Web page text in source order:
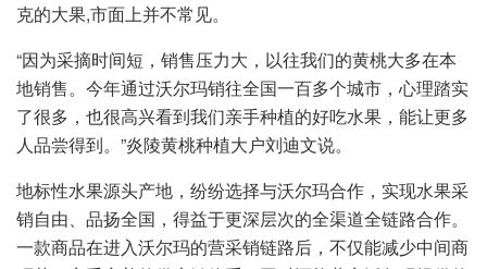
克的大果,市面上并不常见。
“因为采摘时间短，销售压力大，以往我们的黄桃大多在本
地销售。今年通过沃尔玛销往全国一百多个城市，心理踏实
了很多，也很高兴看到我们亲手种植的好吃水果，能让更多
人品尝得到。”炎陵黄桃种植大户刘迪文说。
地标性水果源头产地，纷纷选择与沃尔玛合作，实现水果采
销自由、品扬全国，得益于更深层次的全渠道全链路合作。
一款商品在进入沃尔玛的营采销链路后，不仅能减少中间商